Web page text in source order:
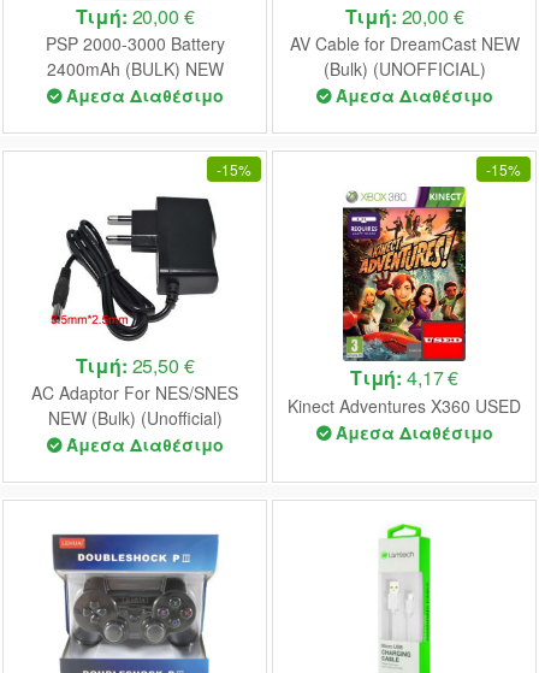
Τιμή: 20,00 €
PSP 2000-3000 Battery
2400mAh (BULK) NEW
Άμεσα Διαθέσιμο
Τιμή: 20,00 €
AV Cable for DreamCast NEW
(Bulk) (UNOFFICIAL)
Άμεσα Διαθέσιμο
-15%
Τιμή: 25,50 €
AC Adaptor For NES/SNES
NEW (Bulk) (Unofficial)
Άμεσα Διαθέσιμο
-15%
Τιμή: 4,17 €
Kinect Adventures X360 USED
Άμεσα Διαθέσιμο